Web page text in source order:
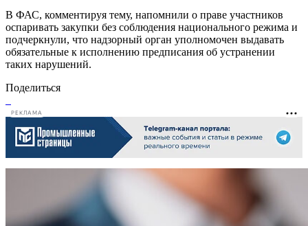
В ФАС, комментируя тему, напомнили о праве участников
оспаривать закупки без соблюдения национального режима и
подчеркнули, что надзорный орган уполномочен выдавать
обязательные к исполнению предписания об устранении
таких нарушений.
Поделиться
РЕКЛАМА